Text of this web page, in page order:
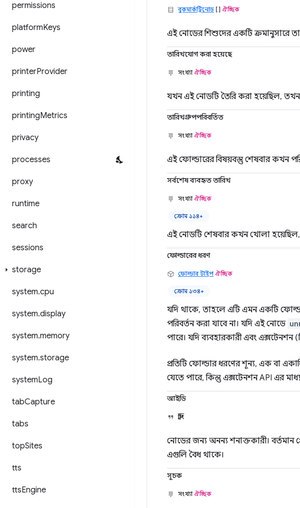
permissions
platformKeys
power
printerProvider
printing
printingMetrics
privacy
processes
proxy
runtime
search
sessions
storage
system.cpu
system.display
system.memory
system.storage
systemLog
tabCapture
tabs
topSites
tts
ttsEngine
বুকমার্কট্রিনোড [] ঐচ্ছিক
এই নোডের শিশুদের একটি ক্রমানুসারে
তারিখযোগ করা হয়েছে
সংখ্যাঐচ্ছিক
যখন এই নোডটি তৈরি করা হয়েছিল, তখন
তারিখগ্রুপপরিবর্তিত
সংখ্যাঐচ্ছিক
এই ফোল্ডারের বিষয়বস্তু শেষবার কখন
সর্বশেষ ব্যবহৃত তারিখ
সংখ্যাঐচ্ছিক
ক্রোম ১১৪+
এই নোডটি শেষবার কখন খোলা হয়েছিল,
ফোল্ডারের ধরণ
ফোল্ডার টাইপ ঐচ্ছিক
ক্রোম ১৩৪+
যদি থাকে, তাহলে এটি এমন একটি
পরিবর্তন করা যাবে না। যদি এই নোডে
পারে। যদি ব্যবহারকারী এবং এক্সটেনশন
প্রতিটি ফোল্ডার ধরণের শূন্য, এক বা
যেতে পারে, কিন্তু এক্সটেনশন API এর
আইডি
স্ট্রিং
নোডের জন্য অনন্য শনাক্তকারী।
এগুলি বৈধ থাকে।
সূচক
সংখ্যাঐচ্ছিক